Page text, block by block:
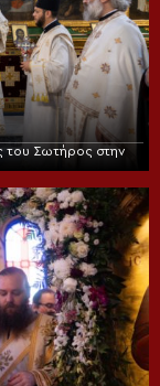
Σωτήρος στην